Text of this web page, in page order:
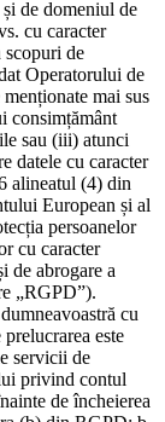
de domeniul de
cu caracter
scopuri de
Operatorului de
mai sus
consimțământ
sau (iii) atunci
datele cu caracter
alineatul (4) din
European și al
persoanelor
cu caracter
de abrogare a
„RGPD”).
cu
este
servicii de
privind contul
de încheierea